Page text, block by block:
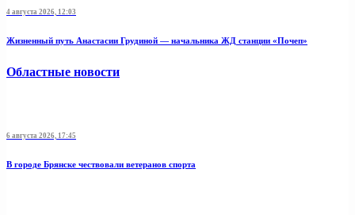
4 августа 2026, 12:03
Жизненный путь Анастасии Грудиной — начальника ЖД станции «Почеп»
Областные новости
6 августа 2026, 17:45
В городе Брянске чествовали ветеранов спорта